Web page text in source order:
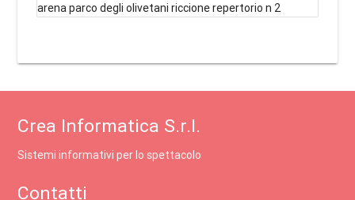
arena parco degli olivetani riccione repertorio n 2
Crea Informatica S.r.l.
Sistemi informativi per lo spettacolo
Contatti